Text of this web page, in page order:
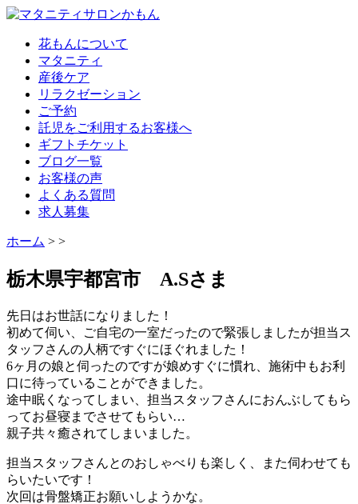
花もんについて
マタニティ
産後ケア
リラクゼーション
ご予約
託児をご利用するお客様へ
ギフトチケット
ブログ一覧
お客様の声
よくある質問
求人募集
ホーム > >
栃木県宇都宮市 A.Sさま
先日はお世話になりました！
初めて伺い、ご自宅の一室だったので緊張しましたが担当ス
タッフさんの人柄ですぐにほぐれました！
6ヶ月の娘と伺ったのですが娘めすぐに慣れ、施術中もお利
口に待っていることができました。
途中眠くなってしまい、担当スタッフさんにおんぶしてもら
ってお昼寝までさせてもらい…
親子共々癒されてしまいました。
担当スタッフさんとのおしゃべりも楽しく、また伺わせても
らいたいです！
次回は骨盤矯正お願いしようかな。